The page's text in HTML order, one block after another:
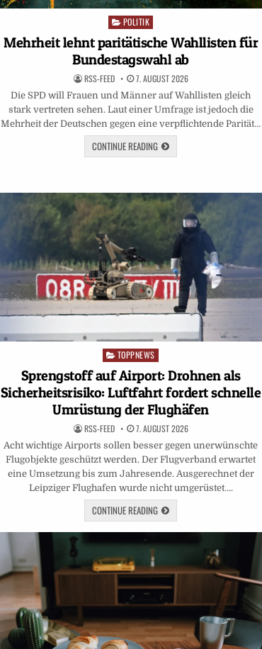
Posted
POLITIK
Mehrheit lehnt paritätische Wahllisten für
Bundestagswahl ab
RSS-FEED 7. AUGUST 2026
Die SPD will Frauen und Männer auf Wahllisten gleich
stark vertreten sehen. Laut einer Umfrage ist jedoch die
Mehrheit der Deutschen gegen eine verpflichtende Parität…
CONTINUE READING
Posted
TOPPNEWS
Sprengstoff auf Airport: Drohnen als
Sicherheitsrisiko: Luftfahrt fordert schnelle
Umrüstung der Flughäfen
RSS-FEED 7. AUGUST 2026
Acht wichtige Airports sollen besser gegen unerwünschte
Flugobjekte geschützt werden. Der Flugverband erwartet
eine Umsetzung bis zum Jahresende. Ausgerechnet der
Leipziger Flughafen wurde nicht umgerüstet….
CONTINUE READING